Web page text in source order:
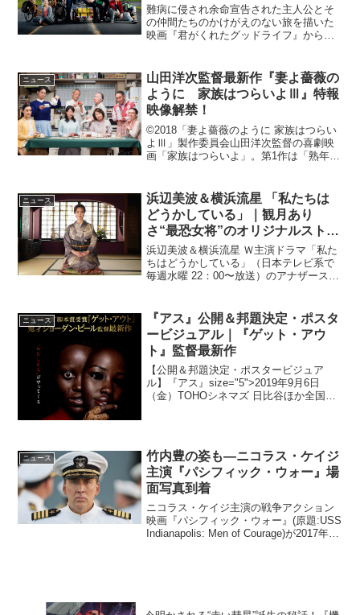
難病に侵され余命宣告された主人公とそ
の仲間たちのかけがえのない旅を描いた
映画『君がくれたグッドライフ』から、5
様々な表情を切り取った場面写真が解禁
となった。映画『君が...
ニュース
山田洋次監督最新作『妻よ薔薇の
ように 家族はつらいよⅢ』特報
映像解禁！
©2018「妻よ薔薇のように 家族はつらい
よⅢ」製作委員会山田洋次監督の喜劇映
画「家族はつらいよ」。第1作は「熟年離
し大ヒット作品となった。そんな人気シ
リーズ最新作『妻...
ニュース
浜辺美波＆横浜流星 「私たちは
どうかしている」｜観⽉あり
さ“最恐⼥将”のオリジナルストー
リーHuluで独占配信！
浜辺美波＆横浜流星 Ｗ主演ドラマ「私た
ちはどうかしている」（⽇本テレビ系で
毎週⽔曜 22：00〜放送）のアナザースト
る。アナザーストーリーの主人公は、ヒ
ロイン・七...
ニュース
『アス』公開＆邦題決定・ポスタ
ービジュアル｜『ゲット・アウ
ト』監督最新作
【公開＆邦題決定・ポスタービジュア
ル】『アス』size="5">2019年9月6日
（金）TOHOシネマズ 日比谷ほか全国ロ
題で9月...
ニュース
竹内豊の姿も―ニコラス・ケイジ
主演『パシフィック・ウォー』場
面写真到着
ニコラス・ケイジ主演の戦争アクション
映画『パシフィック・ウォー』(原題:USS
Indianapolis: Men of Courage)が2017年1